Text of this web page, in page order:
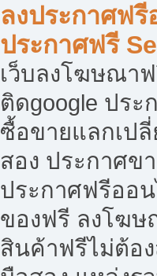
ลงประกาศฟ
ประกาศฟรี
เว็บลงโฆษณา
ติดgoogle ปร
ซื้อขายแลกเป
สอง ประกาศข
ประกาศฟรีออ
ของฟรี ลงโฆ
สินค้าฟรีไม่ต้อ